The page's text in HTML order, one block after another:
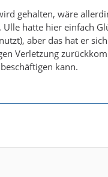
gehalten, wäre
hatte hier einfach
aber das hat er sich
Verletzung
kann.